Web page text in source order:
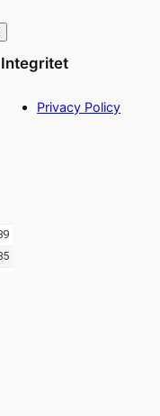
Integritet
Privacy Policy